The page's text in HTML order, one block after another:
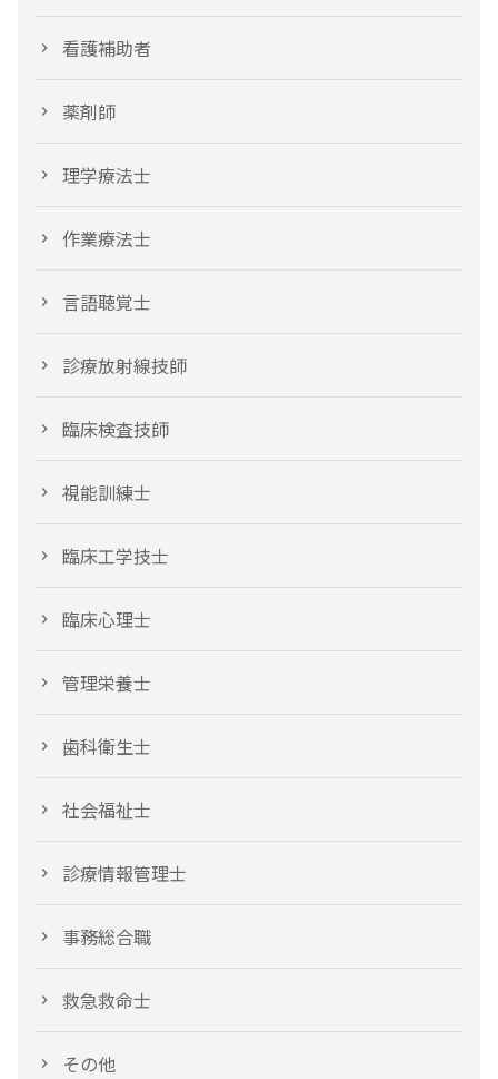
看護補助者
薬剤師
理学療法士
作業療法士
言語聴覚士
診療放射線技師
臨床検査技師
視能訓練士
臨床工学技士
臨床心理士
管理栄養士
歯科衛生士
社会福祉士
診療情報管理士
事務総合職
救急救命士
その他